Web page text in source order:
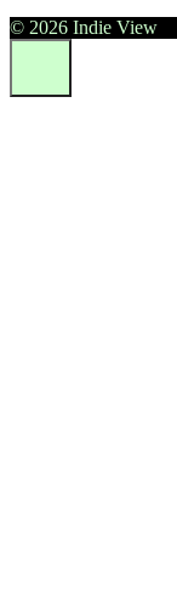
© 2026 Indie View